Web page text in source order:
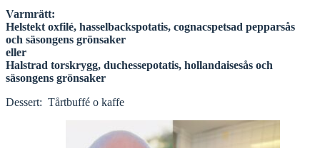
Varmrätt:
Helstekt oxfilé, hasselbackspotatis, cognacspetsad pepparsås
och säsongens grönsaker
eller
Halstrad torskrygg, duchessepotatis, hollandaisesås och
säsongens grönsaker
Dessert: Tårtbuffé o kaffe